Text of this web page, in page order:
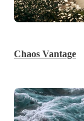
Chaos Vantage